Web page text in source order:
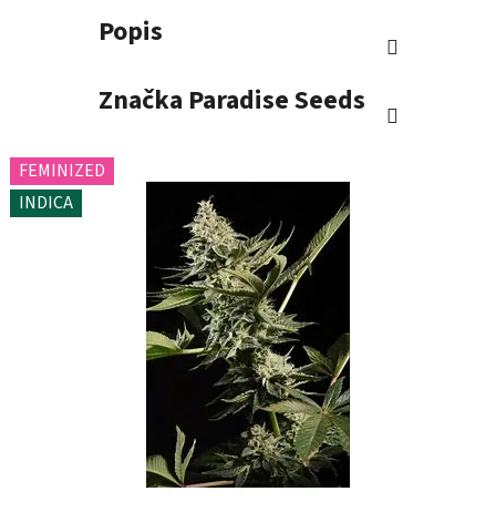
Popis
Značka Paradise Seeds
FEMINIZED
INDICA